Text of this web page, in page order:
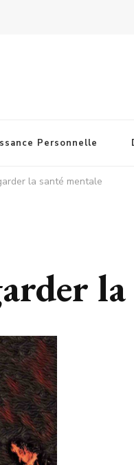
Personnelle
la santé mentale